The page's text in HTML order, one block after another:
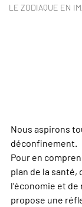
LE ZODIAQUE EN
Nous aspirons
déconfinement.
Pour en
plan de la santé,
l’économie et
propose une